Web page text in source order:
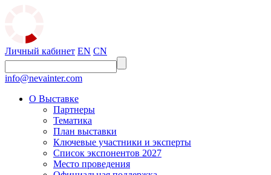
Личный кабинет EN CN
info@nevainter.com
О Выставке
Партнеры
Тематика
План выставки
Ключевые участники и эксперты
Список экспонентов 2027
Место проведения